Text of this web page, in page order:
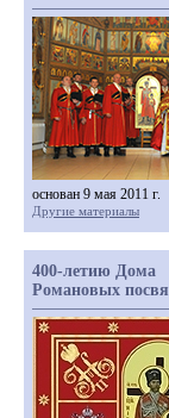
основан 9 мая 2011 г.
Другие материалы
400-летию Дома
Романовых